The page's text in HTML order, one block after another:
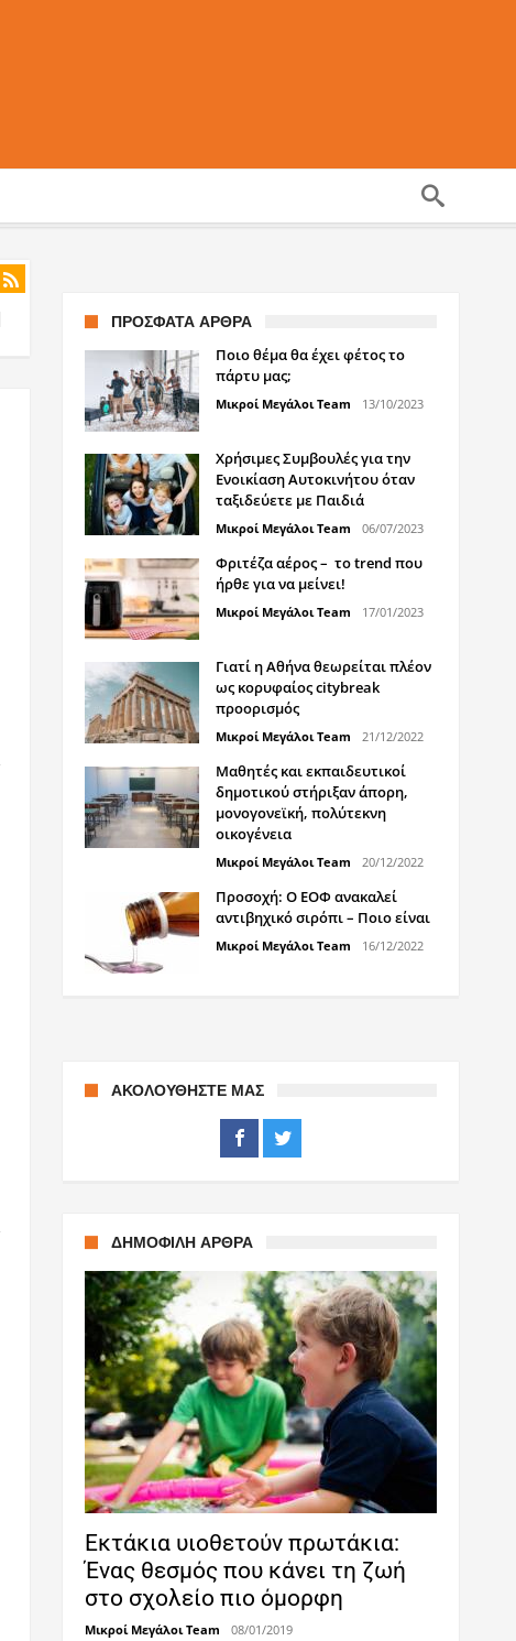
ΠΡΌΣΦΑΤΑ ΆΡΘΡΑ
Ποιο θέμα θα έχει φέτος το
πάρτυ μας;
Μικροί Μεγάλοι Team 13/10/2023
Χρήσιμες Συμβουλές για την
Ενοικίαση Αυτοκινήτου όταν
ταξιδεύετε με Παιδιά
Μικροί Μεγάλοι Team 06/07/2023
Φριτέζα αέρος – το trend που
ήρθε για να μείνει!
Μικροί Μεγάλοι Team 17/01/2023
Γιατί η Αθήνα θεωρείται πλέον
ως κορυφαίος citybreak
προορισμός
Μικροί Μεγάλοι Team 21/12/2022
Μαθητές και εκπαιδευτικοί
δημοτικού στήριξαν άπορη,
μονογονεϊκή, πολύτεκνη
οικογένεια
Μικροί Μεγάλοι Team 20/12/2022
Προσοχή: Ο ΕΟΦ ανακαλεί
αντιβηχικό σιρόπι – Ποιο είναι
Μικροί Μεγάλοι Team 16/12/2022
ΑΚΟΛΟΥΘΉΣΤΕ ΜΑΣ
ΔΗΜΟΦΙΛΉ ΆΡΘΡΑ
Εκτάκια υιοθετούν πρωτάκια:
Ένας θεσμός που κάνει τη ζωή
στο σχολείο πιο όμορφη
Μικροί Μεγάλοι Team 08/01/2019